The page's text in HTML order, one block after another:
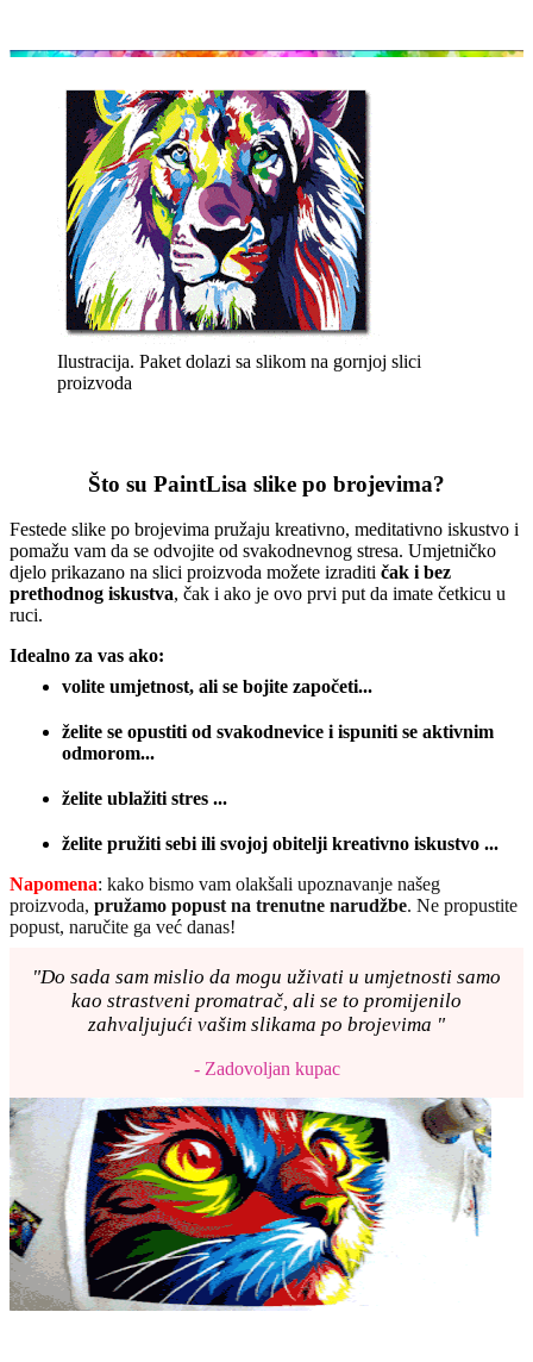
Ilustracija. Paket dolazi sa slikom na gornjoj slici
proizvoda
Što su PaintLisa slike po brojevima?
Festede slike po brojevima pružaju kreativno, meditativno iskustvo i
pomažu vam da se odvojite od svakodnevnog stresa. Umjetničko
djelo prikazano na slici proizvoda možete izraditi čak i bez
prethodnog iskustva, čak i ako je ovo prvi put da imate četkicu u
ruci.
Idealno za vas ako:
volite umjetnost, ali se bojite započeti...
želite se opustiti od svakodnevice i ispuniti se aktivnim
odmorom...
želite ublažiti stres ...
želite pružiti sebi ili svojoj obitelji kreativno iskustvo ...
Napomena: kako bismo vam olakšali upoznavanje našeg
proizvoda, pružamo popust na trenutne narudžbe. Ne propustite
popust, naručite ga već danas!
"Do sada sam mislio da mogu uživati u umjetnosti samo
kao strastveni promatrač, ali se to promijenilo
zahvaljujući vašim slikama po brojevima "
- Zadovoljan kupac